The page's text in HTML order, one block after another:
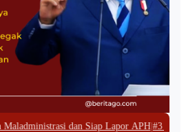
Lapor APH|#3 -Polda Papua Barat